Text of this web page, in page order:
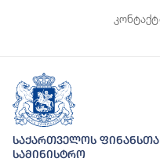
საქართველოს ფინანსთა
სამინისტრო